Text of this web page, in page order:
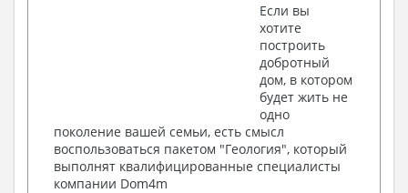
Если вы
хотите
построить
добротный
дом, в котором
будет жить не
одно
поколение вашей семьи, есть смысл
воспользоваться пакетом "Геология", который
выполнят квалифицированные специалисты
компании Dom4m